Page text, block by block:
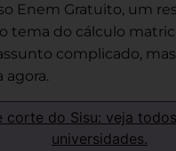
Enem Gratuito, um
tema do cálculo
complicado,
agora.
corte do Sisu: veja
universidades.